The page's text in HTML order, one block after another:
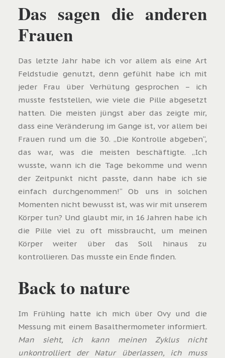
Das sagen die anderen
Frauen
Das letzte Jahr habe ich vor allem als eine Art
Feldstudie genutzt, denn gefühlt habe ich mit
jeder Frau über Verhütung gesprochen – ich
musste feststellen, wie viele die Pille abgesetzt
hatten. Die meisten jüngst aber das zeigte mir,
dass eine Veränderung im Gange ist, vor allem bei
Frauen rund um die 30. „Die Kontrolle abgeben“,
das war, was die meisten beschäftigte. „Ich
wusste, wann ich die Tage bekomme und wenn
der Zeitpunkt nicht passte, dann habe ich sie
einfach durchgenommen!“ Ob uns in solchen
Momenten nicht bewusst ist, was wir mit unserem
Körper tun? Und glaubt mir, in 16 Jahren habe ich
die Pille viel zu oft missbraucht, um meinen
Körper weiter über das Soll hinaus zu
kontrollieren. Das musste ein Ende finden.
Back to nature
Im Frühling hatte ich mich über Ovy und die
Messung mit einem Basalthermometer informiert.
Man sieht, ich kann meinen Zyklus nicht
unkontrolliert der Natur überlassen, ich muss